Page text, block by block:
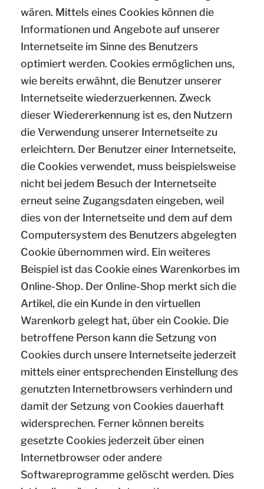
wären. Mittels eines Cookies können die
Informationen und Angebote auf unserer
Internetseite im Sinne des Benutzers
optimiert werden. Cookies ermöglichen uns,
wie bereits erwähnt, die Benutzer unserer
Internetseite wiederzuerkennen. Zweck
dieser Wiedererkennung ist es, den Nutzern
die Verwendung unserer Internetseite zu
erleichtern. Der Benutzer einer Internetseite,
die Cookies verwendet, muss beispielsweise
nicht bei jedem Besuch der Internetseite
erneut seine Zugangsdaten eingeben, weil
dies von der Internetseite und dem auf dem
Computersystem des Benutzers abgelegten
Cookie übernommen wird. Ein weiteres
Beispiel ist das Cookie eines Warenkorbes im
Online-Shop. Der Online-Shop merkt sich die
Artikel, die ein Kunde in den virtuellen
Warenkorb gelegt hat, über ein Cookie. Die
betroffene Person kann die Setzung von
Cookies durch unsere Internetseite jederzeit
mittels einer entsprechenden Einstellung des
genutzten Internetbrowsers verhindern und
damit der Setzung von Cookies dauerhaft
widersprechen. Ferner können bereits
gesetzte Cookies jederzeit über einen
Internetbrowser oder andere
Softwareprogramme gelöscht werden. Dies